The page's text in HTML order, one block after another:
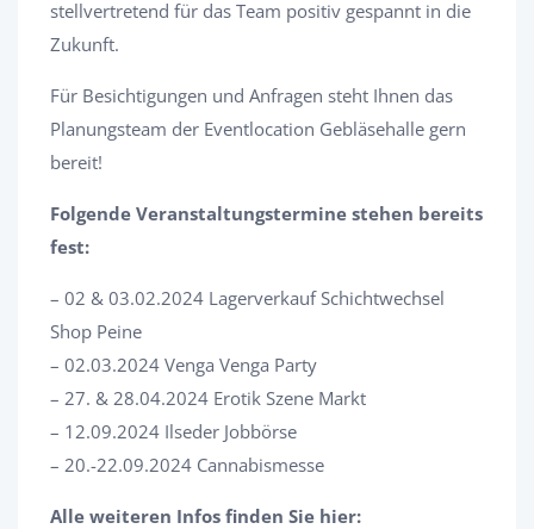
stellvertretend für das Team positiv gespannt in die
Zukunft.
Für Besichtigungen und Anfragen steht Ihnen das
Planungsteam der Eventlocation Gebläsehalle gern
bereit!
Folgende Veranstaltungstermine stehen bereits
fest:
– 02 & 03.02.2024 Lagerverkauf Schichtwechsel
Shop Peine
– 02.03.2024 Venga Venga Party
– 27. & 28.04.2024 Erotik Szene Markt
– 12.09.2024 Ilseder Jobbörse
– 20.-22.09.2024 Cannabismesse
Alle weiteren Infos finden Sie hier: